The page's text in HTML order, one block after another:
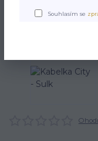
Souhlasím se